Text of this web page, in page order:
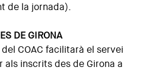
de la jornada).
DE GIRONA
COAC facilitarà el servei
inscrits des de Girona a